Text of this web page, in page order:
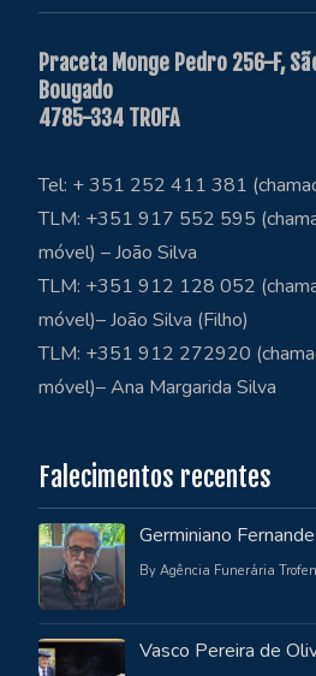
Praceta Monge Pedro 256-F,
Bougado
4785-334 TROFA
Tel: + 351 252 411 381
TLM: +351 917 552 595
móvel) – João Silva
TLM: +351 912 128 052
móvel)– João Silva (Filho)
TLM: +351 912 272920
móvel)– Ana Margarida Silva
Falecimentos recentes
Germiniano
By Agência Funerária
Vasco Pereira de